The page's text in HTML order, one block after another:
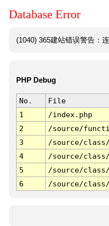
Database Error
(1040) 365建站错误警告：
PHP Debug
No. File
1
/index.php
2
/source/
3
/source/
4
/source/
5
/source/
6
/source/